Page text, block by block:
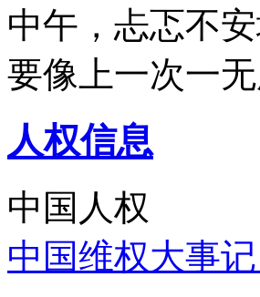
中午，忐忑不
要像上一次一
人权信息
中国人权
中国维权大事